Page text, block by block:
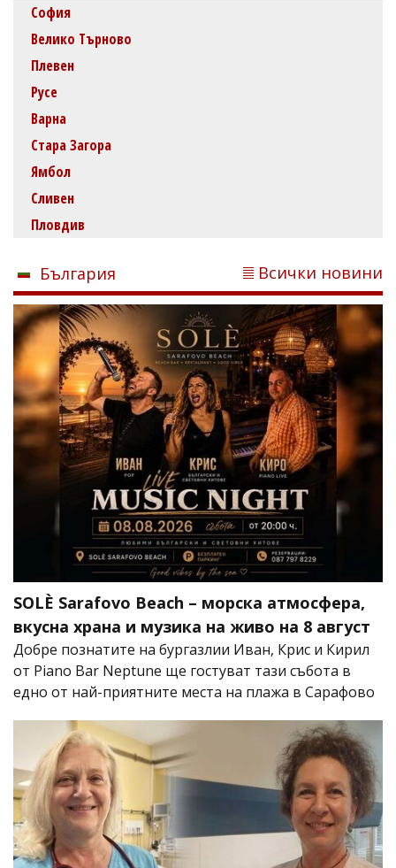
София
Велико Търново
Плевен
Русе
Варна
Стара Загора
Ямбол
Сливен
Пловдив
България Всички новини
SOLÈ Sarafovo Beach – морска атмосфера,
вкусна храна и музика на живо на 8 август
Добре познатите на бургазлии Иван, Крис и Кирил
от Piano Bar Neptune ще гостуват тази събота в
едно от най-приятните места на плажа в Сарафово